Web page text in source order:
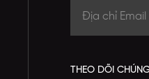
THEO DÕI